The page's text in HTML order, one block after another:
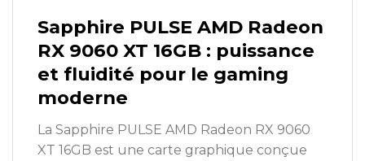
Sapphire PULSE AMD Radeon
RX 9060 XT 16GB : puissance
et fluidité pour le gaming
moderne
La Sapphire PULSE AMD Radeon RX 9060
XT 16GB est une carte graphique conçue